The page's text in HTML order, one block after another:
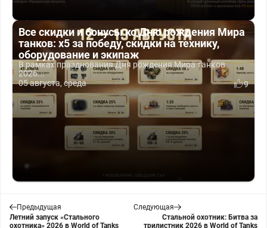
Все скидки и бонусы ко Дню рождения Мира
танков: x5 за победу, скидки на технику,
оборудование и экипаж
В рамках празднования Дня рождения Мира танков
2026...
05 августа, среда
9
Предыдущая
Летний запуск «Стального
охотника» 2026 в World of Tanks
Следующая
Стальной охотник: Битва за
трилистник 2026 в World of Tanks